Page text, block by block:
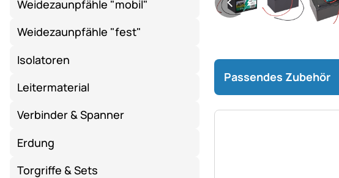
Weidezaunpfähle "mobil"
Weidezaunpfähle "fest"
Isolatoren
Leitermaterial
Verbinder & Spanner
Erdung
Torgriffe & Sets
Passendes Zubehör